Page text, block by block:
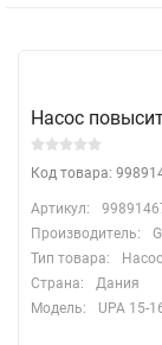
Насос
Код товара:
Артикул:
Производитель:
Тип товара:
Насос
Страна:
Дания
Модель:
UPA 15-